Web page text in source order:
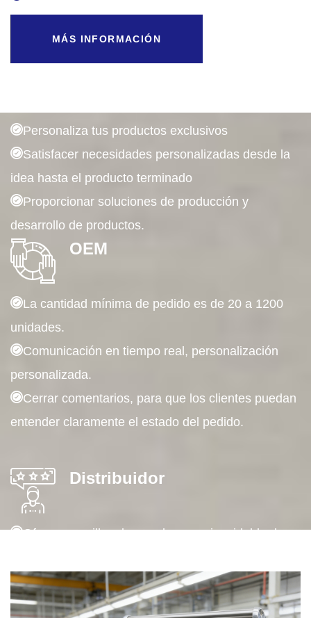
MÁS INFORMACIÓN
Personaliza tus productos exclusivos
Satisfacer necesidades personalizadas desde la
idea hasta el producto terminado
Proporcionar soluciones de producción y
desarrollo de productos.
OEM
La cantidad mínima de pedido es de 20 a 1200
unidades.
Comunicación en tiempo real, personalización
personalizada.
Cerrar comentarios, para que los clientes puedan
entender claramente el estado del pedido.
Distribuidor
Ofrezca parrillas de gas de acero inoxidable de
exteriores
Apoyo con certificaciones internacionales para los